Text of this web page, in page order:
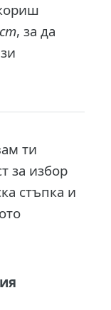
, за да
ти
за избор
стъпка и